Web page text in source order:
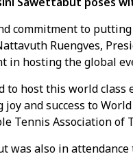
commitment to
Ruengves,
in hosting the global
to host this world
and success to
Tennis Association of
was also in